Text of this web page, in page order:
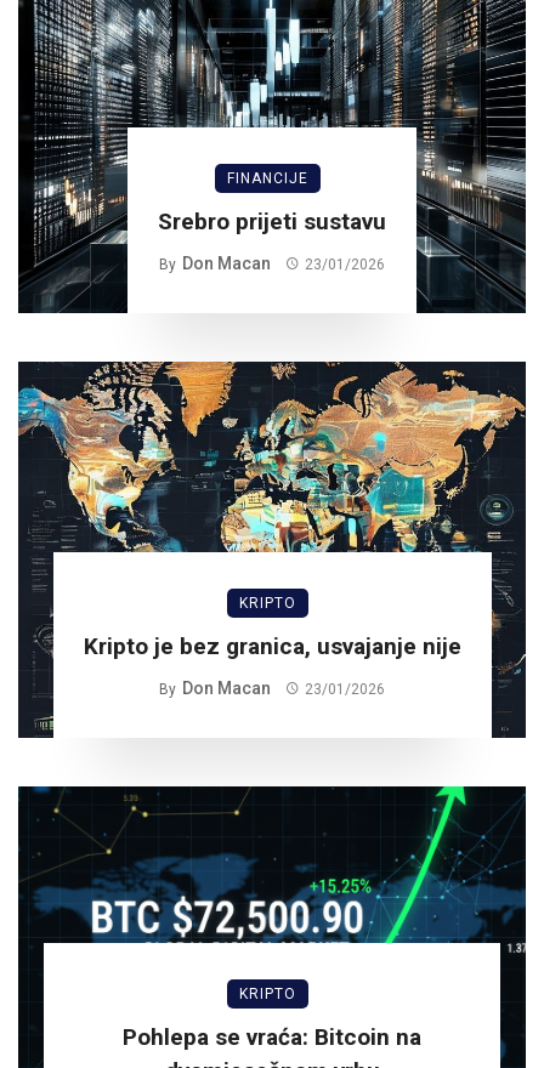
FINANCIJE
Srebro prijeti sustavu
By Don Macan 23/01/2026
KRIPTO
Kripto je bez granica, usvajanje nije
By Don Macan 23/01/2026
KRIPTO
Pohlepa se vraća: Bitcoin na